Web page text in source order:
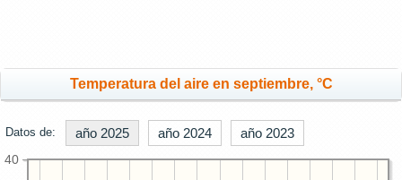
Temperatura del aire en septiembre, °C
Datos de: año 2025 año 2024 año 2023
40